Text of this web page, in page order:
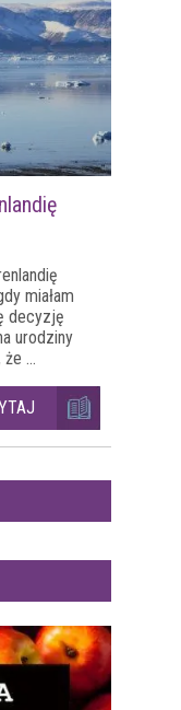
miałam
decyzję
urodziny
...